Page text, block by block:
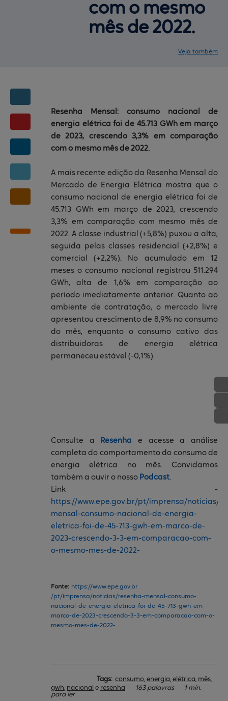
com o mesmo
mês de 2022.
Veja também
Resenha Mensal: consumo nacional de
energia elétrica foi de 45.713 GWh em março
de 2023, crescendo 3,3% em comparação
com o mesmo mês de 2022.
​A mais recente edição da Resenha Mensal do
Mercado de Energia Elétrica mostra que o
consumo nacional de energia elétrica foi de
45.713 GWh em março de 2023, crescendo
3,3% em comparação com mesmo mês de
2022. A classe industrial (+5,8%) puxou a alta,
seguida pelas classes residencial (+2,8%) e
comercial (+2,2%). No acumulado em 12
meses o consumo nacional registrou 511.294
GWh, alta de 1,6% em comparação ao
período imediatamente anterior. Quanto ao
ambiente de contratação, o mercado livre
apresentou crescimento de 8,9% no consumo
do mês, enquanto o consumo cativo das
distribuidoras de energia elétrica
permaneceu estável (-0,1%).
Consulte a Resenhae acesse a análise
completa do comportamento do consumo de
energia elétrica no mês. Convidamos
também a ouvir o nosso Podcast.
Link -
https://www.epe.gov.br/pt/imprensa/noticias/
mensal-consumo-nacional-de-energia-
eletrica-foi-de-45-713-gwh-em-marco-de-
2023-crescendo-3-3-em-comparacao-com-
o-mesmo-mes-de-2022-
Fonte: https://www.epe.gov.br
/pt/imprensa/noticias/resenha-mensal-consumo-
nacional-de-energia-eletrica-foi-de-45-713-gwh-em-
marco-de-2023-crescendo-3-3-em-comparacao-com-o-
mesmo-mes-de-2022-
Tags: consumo, energia, elétrica, mês,
gwh, nacional e resenha 163 palavras
1 min.
para ler